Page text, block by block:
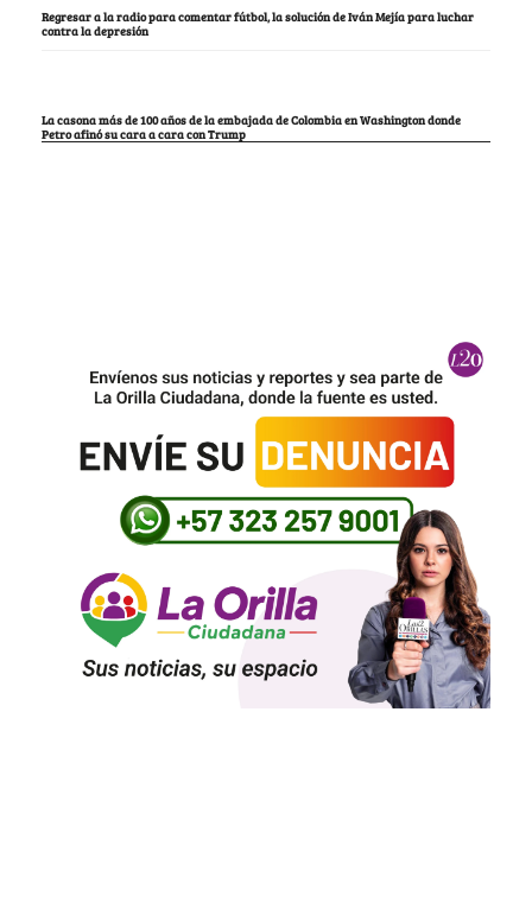
Regresar a la radio para comentar fútbol, la solución de Iván Mejía para luchar
contra la depresión
La casona más de 100 años de la embajada de Colombia en Washington donde
Petro afinó su cara a cara con Trump